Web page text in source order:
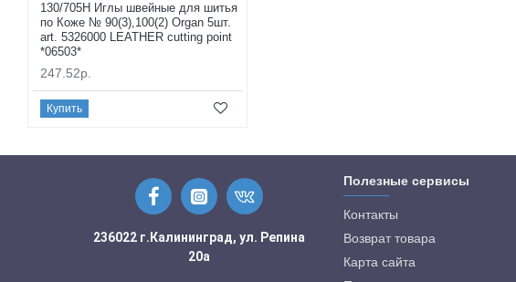
130/705H Иглы швейные для шитья
по Коже № 90(3),100(2) Organ 5шт.
art. 5326000 LEATHER cutting point
*06503*
247.52р.
Купить
236022 г.Калининград, ул. Репина
20а
Полезные сервисы
Контакты
Возврат товара
Карта сайта